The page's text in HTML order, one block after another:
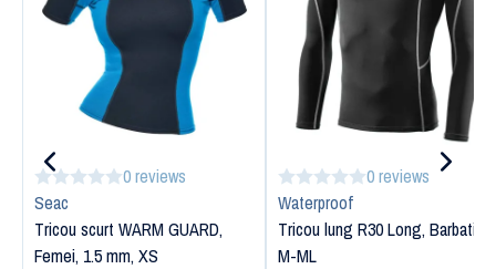
0 reviews
Seac
Tricou scurt WARM GUARD,
Femei, 1.5 mm, XS
0 reviews
Waterproof
Tricou lung R30 Long, Barbati,
M-ML